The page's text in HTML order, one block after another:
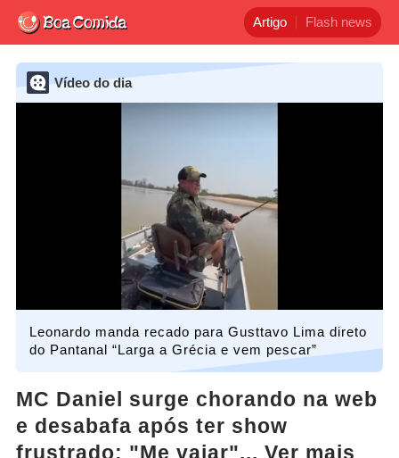
Artigo Flash news
Vídeo do dia
Leonardo manda recado para Gusttavo Lima direto
do Pantanal “Larga a Grécia e vem pescar”
MC Daniel surge chorando na web
e desabafa após ter show
frustrado: "Me vaiar"... Ver mais